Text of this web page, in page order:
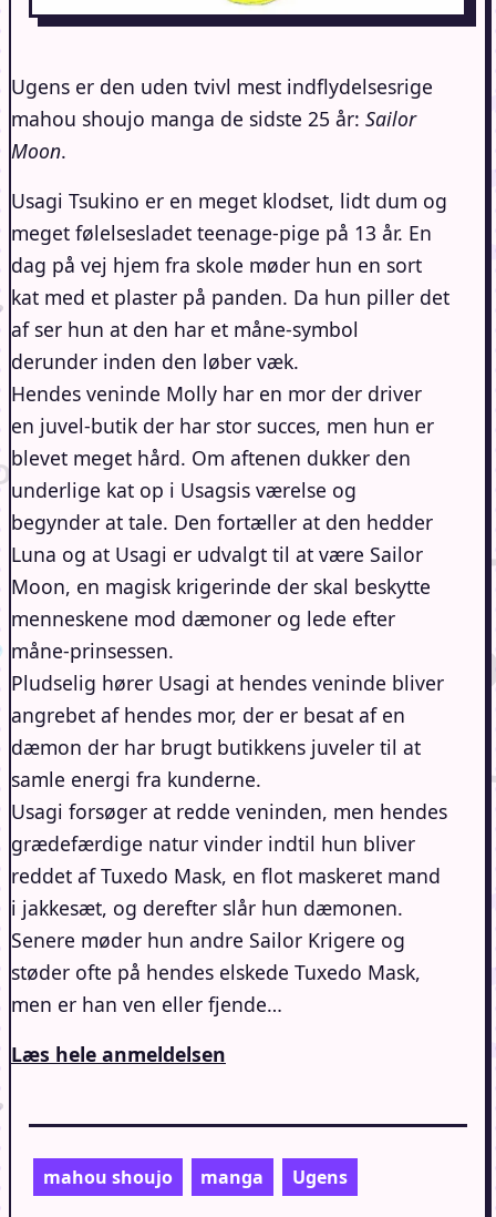
Ugens er den uden tvivl mest indflydelsesrige
mahou shoujo manga de sidste 25 år: Sailor
Moon.
Usagi Tsukino er en meget klodset, lidt dum og
meget følelsesladet teenage-pige på 13 år. En
dag på vej hjem fra skole møder hun en sort
kat med et plaster på panden. Da hun piller det
af ser hun at den har et måne-symbol
derunder inden den løber væk.
Hendes veninde Molly har en mor der driver
en juvel-butik der har stor succes, men hun er
blevet meget hård. Om aftenen dukker den
underlige kat op i Usagsis værelse og
begynder at tale. Den fortæller at den hedder
Luna og at Usagi er udvalgt til at være Sailor
Moon, en magisk krigerinde der skal beskytte
menneskene mod dæmoner og lede efter
måne-prinsessen.
Pludselig hører Usagi at hendes veninde bliver
angrebet af hendes mor, der er besat af en
dæmon der har brugt butikkens juveler til at
samle energi fra kunderne.
Usagi forsøger at redde veninden, men hendes
grædefærdige natur vinder indtil hun bliver
reddet af Tuxedo Mask, en flot maskeret mand
i jakkesæt, og derefter slår hun dæmonen.
Senere møder hun andre Sailor Krigere og
støder ofte på hendes elskede Tuxedo Mask,
men er han ven eller fjende…
Læs hele anmeldelsen
mahou shoujo manga Ugens